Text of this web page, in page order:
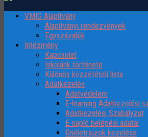
VMIG Alapítvány
Alapítványi rendezvények
Egyszázalék
Intézmény
Kapcsolat
Iskolánk története
Különös közzétételi lista
Adatkezelés
Adatvédelem
E-learning Adatkezelési
Adatkezelési Szabályzat
E-napló belépési adatai
Önéletrajzok kezelése